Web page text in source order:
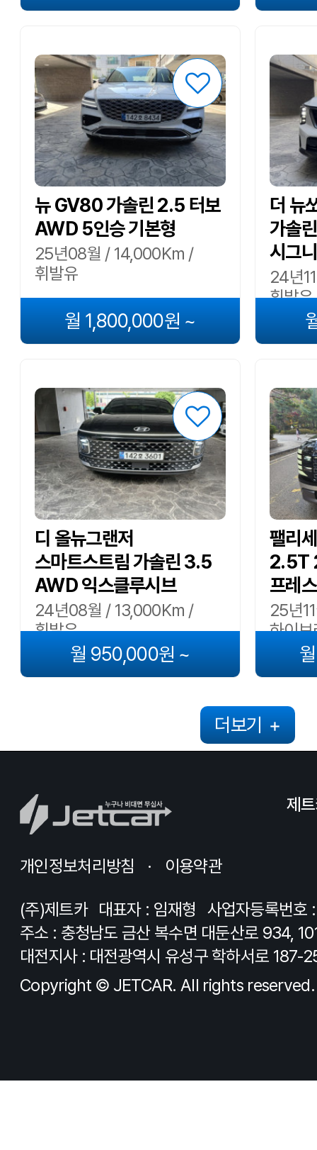
뉴 GV80 가솔린 2.5 터보
AWD 5인승 기본형
25년08월 / 14,000Km /
휘발유
월 1,800,000원 ~
더 뉴
가솔
시그
24년
휘발유
디 올뉴그랜저
스마트스트림 가솔린 3.5
AWD 익스클루시브
24년08월 / 13,000Km /
휘발유
월 950,000원 ~
팰리
2.5T
프레
25년
하이브
더보기 +
제
개인정보처리방침 이용약관
(주)제트카 대표자 : 임재형
사업자등록번
주소 : 충청남도 금산 복수면 대둔산로 934,
대전지사 : 대전광역시 유성구 학하서로 187-
Copyright © JETCAR. All rights reserved.